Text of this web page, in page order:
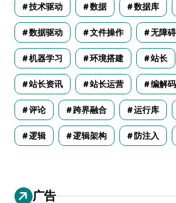
技术驱动 数据 数据库
数据驱动 文件操作 无障
机器学习 环境搭建 站长
站长资讯 站长运营 编解码
评论 跨界融合 运行库
逻辑 逻辑架构 防注入
广告